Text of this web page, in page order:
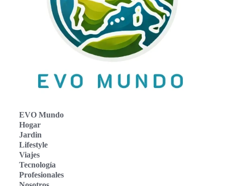
EVO Mundo
Hogar
Jardin
Lifestyle
Viajes
Tecnología
Profesionales